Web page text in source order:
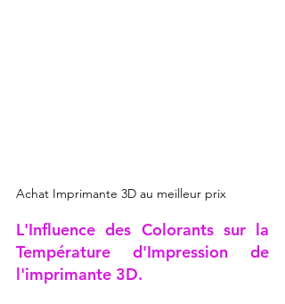
Achat Imprimante 3D au meilleur prix
L'Influence des Colorants sur la
Température d'Impression de
l'imprimante 3D.